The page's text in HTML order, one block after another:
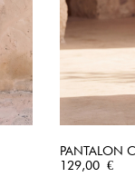
PANTALON
Prix
129,00 €